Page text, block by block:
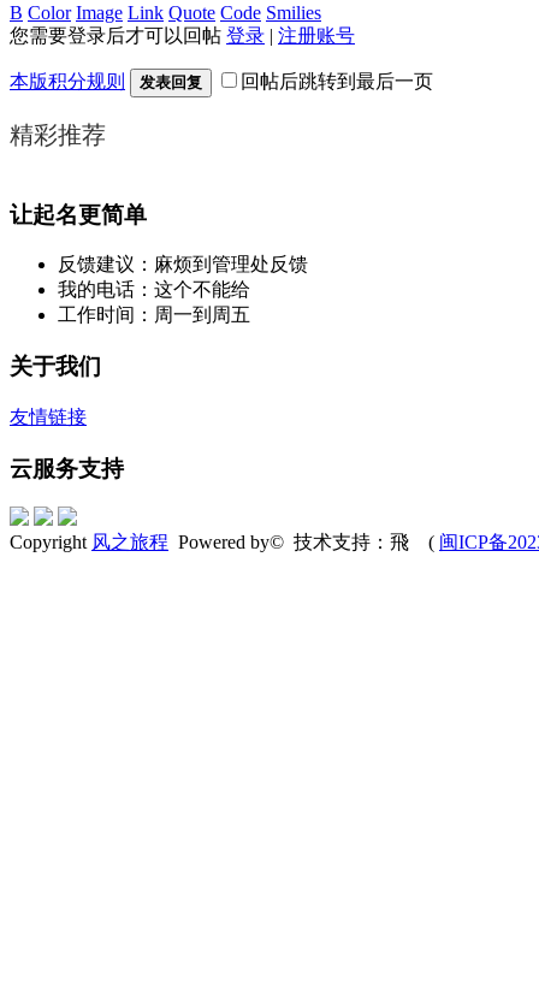
B Color Image Link Quote Code Smilies
您需要登录后才可以回帖 登录 | 注册账号
本版积分规则 发表回复 回帖后跳转到最后一页
精彩推荐
让起名更简单
反馈建议：麻烦到管理处反馈
我的电话：这个不能给
工作时间：周一到周五
关于我们
友情链接
云服务支持
Copyright 风之旅程 Powered by© 技术支持：飛 ( 闽ICP备